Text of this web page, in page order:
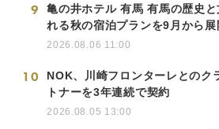
9
亀の井ホテル 有馬 有馬の歴史
れる秋の宿泊プランを9月から展
2026.08.06 11:00
10
NOK、川崎フロンターレとのク
トナーを3年連続で契約
2026.08.05 13:00